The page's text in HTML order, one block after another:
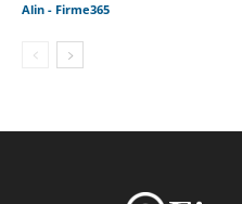
Alin - Firme365